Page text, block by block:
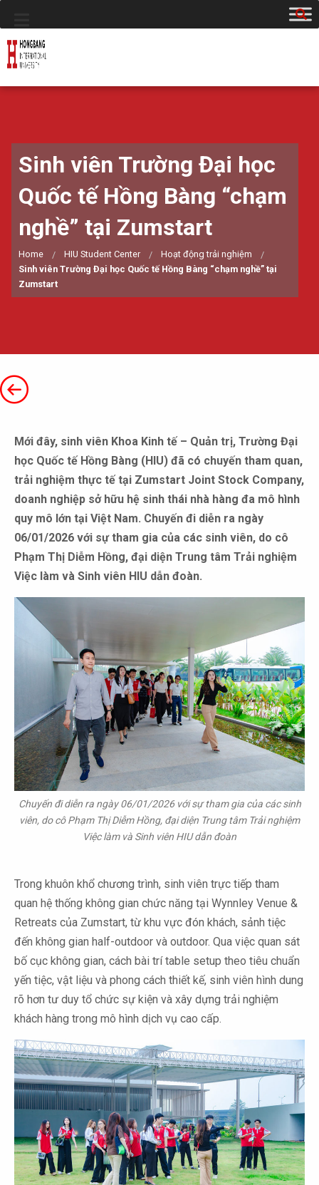
Sinh viên Trường Đại học
Quốc tế Hồng Bàng “chạm
nghề” tại Zumstart
Home HIU Student Center
Hoạt động trải nghiệm
Sinh viên Trường Đại học Quốc tế Hồng Bàng “chạm nghề” tại
Zumstart
Mới đây, sinh viên Khoa Kinh tế – Quản trị, Trường Đại
học Quốc tế Hồng Bàng (HIU) đã có chuyến tham quan,
trải nghiệm thực tế tại Zumstart Joint Stock Company,
doanh nghiệp sở hữu hệ sinh thái nhà hàng đa mô hình
quy mô lớn tại Việt Nam. Chuyến đi diễn ra ngày
06/01/2026 với sự tham gia của các sinh viên, do cô
Phạm Thị Diễm Hồng, đại diện Trung tâm Trải nghiệm
Việc làm và Sinh viên HIU dẫn đoàn.
Chuyến đi diễn ra ngày 06/01/2026 với sự tham gia của các sinh
viên, do cô Phạm Thị Diễm Hồng, đại diện Trung tâm Trải nghiệm
Việc làm và Sinh viên HIU dẫn đoàn
Trong khuôn khổ chương trình, sinh viên trực tiếp tham
quan hệ thống không gian chức năng tại Wynnley Venue &
Retreats của Zumstart, từ khu vực đón khách, sảnh tiệc
đến không gian half-outdoor và outdoor. Qua việc quan sát
bố cục không gian, cách bài trí table setup theo tiêu chuẩn
yến tiệc, vật liệu và phong cách thiết kế, sinh viên hình dung
rõ hơn tư duy tổ chức sự kiện và xây dựng trải nghiệm
khách hàng trong mô hình dịch vụ cao cấp.